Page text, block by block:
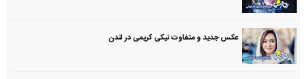
عکس جدید و متفاوت نیکی کریمی در لندن